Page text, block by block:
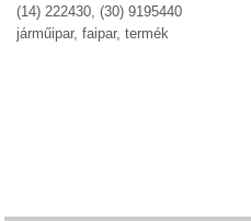
(14) 222430, (30) 9195440
járműipar, faipar, termék